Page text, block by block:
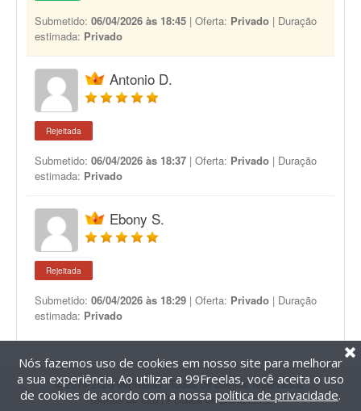
Submetido: 06/04/2026 às 18:45 | Oferta: Privado | Duração
estimada: Privado
Antonio D.
Rejeitada
Submetido: 06/04/2026 às 18:37 | Oferta: Privado | Duração
estimada: Privado
Ebony S.
Rejeitada
Submetido: 06/04/2026 às 18:29 | Oferta: Privado | Duração
estimada: Privado
@2014-2026 99Freelas. Todos os direitos reservados.
Termos de uso| Política de privacidade
Nós fazemos uso de cookies em nosso site para melhorar
a sua experiência. Ao utilizar a 99Freelas, você aceita o uso
de cookies de acordo com a nossa política de privacidade.